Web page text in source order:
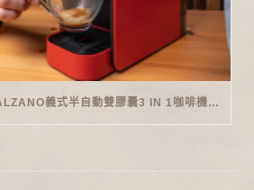
義大利基因有點神-BALZANO義式半自動雙膠囊3 IN 1咖啡機開箱